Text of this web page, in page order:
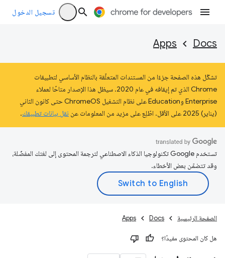
تسجيل الدخول
Docs
Apps
تشكّل هذه الصفحة جزءًا من المستندات المتعلّقة بالنظام الأساسي لتطبيقات
Chrome الذي تم إيقافه في عام 2020. سيظل هذا الإصدار متاحًا لعملاء
Enterprise وEducation على نظام التشغيل ChromeOS حتى كانون الثاني
(يناير) 2025 على الأقل. اطّلِع على مزيد من المعلومات عن
نقل بيانات تطبيقك.
تستخدم Google تكنولوجيا الذكاء الاصطناعي لترجمة المحتوى إلى لغتك المفضّلة،
وقد تتضمّن بعض الأخطاء.
الصفحة الرئيسية Docs
Apps
هل كان المحتوى مفيدًا؟